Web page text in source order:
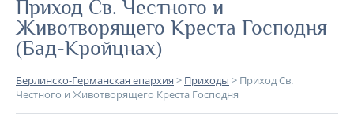
Приход Св. Честного и
Животворящего Креста Господня
(Бад-Кройцнах)
Берлинско-Германская епархия > Приходы > Приход Св.
Честного и Животворящего Креста Господня